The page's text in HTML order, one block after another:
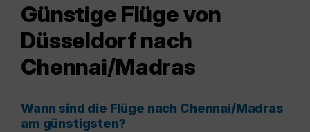
Günstige Flüge von
Düsseldorf nach
Chennai/Madras
Wann sind die Flüge nach Chennai/Madras
am günstigsten?